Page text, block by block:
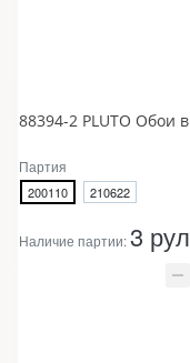
Партия
200110 210622
Наличие партии:3 рул